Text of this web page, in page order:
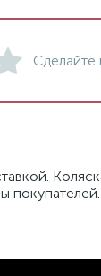
Сделайте
покупателей.